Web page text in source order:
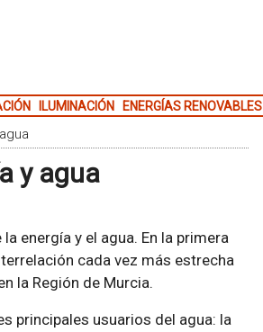
ILUMINACIÓN ENERGÍAS RENOVABLES
y agua
energía y el agua. En la primera
cada vez más estrecha
la Región de Murcia.
principales usuarios del agua: la